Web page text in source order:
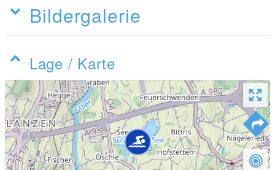
Bildergalerie
Lage / Karte